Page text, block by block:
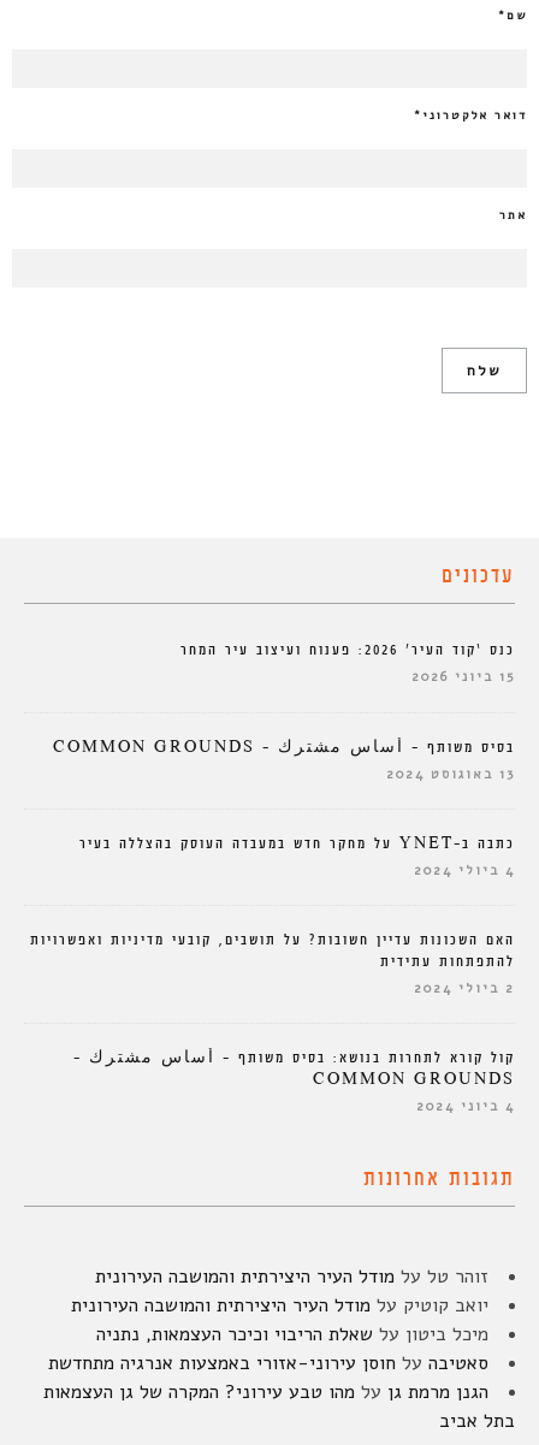
שם*
דואר אלקטרוני *
אתר
עדכונים
כנס ‘קוד העיר’ 2026: פענוח ועיצוב עיר המחר
15 ביוני 2026
בסיס משותף – أساس مشترك – COMMON GROUNDS
13 באוגוסט 2024
כתבה ב-YNET על מחקר חדש במעבדה העוסק בהצללה בעיר
4 ביולי 2024
האם השכונות עדיין חשובות? על תושבים, קובעי מדיניות ואפשרויות
להתפתחות עתידית
2 ביולי 2024
קול קורא לתחרות בנושא: בסיס משותף – أساس مشترك –
COMMON GROUNDS
4 ביוני 2024
תגובות אחרונות
זוהר טל על מודל העיר היצירתית והמושבה העירונית
יואב קוטיק על מודל העיר היצירתית והמושבה העירונית
מיכל ביטון על שאלת הריבוי וכיכר העצמאות, נתניה
סאטיבה על חוסן עירוני-אזורי באמצעות אנרגיה מתחדשת
הגנן מרמת גן על מהו טבע עירוני? המקרה של גן העצמאות
בתל אביב